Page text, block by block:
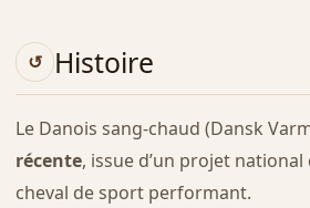
Histoire
Le Danois sang-chaud (Dansk
récente, issue d’un projet national
cheval de sport performant.